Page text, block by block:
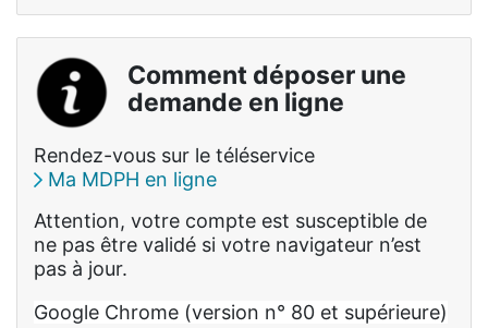
Comment déposer une
demande en ligne
Rendez-vous sur le téléservice
Ma MDPH en ligne
Attention, votre compte est susceptible de
ne pas être validé si votre navigateur n’est
pas à jour.
Google Chrome (version n° 80 et supérieure)